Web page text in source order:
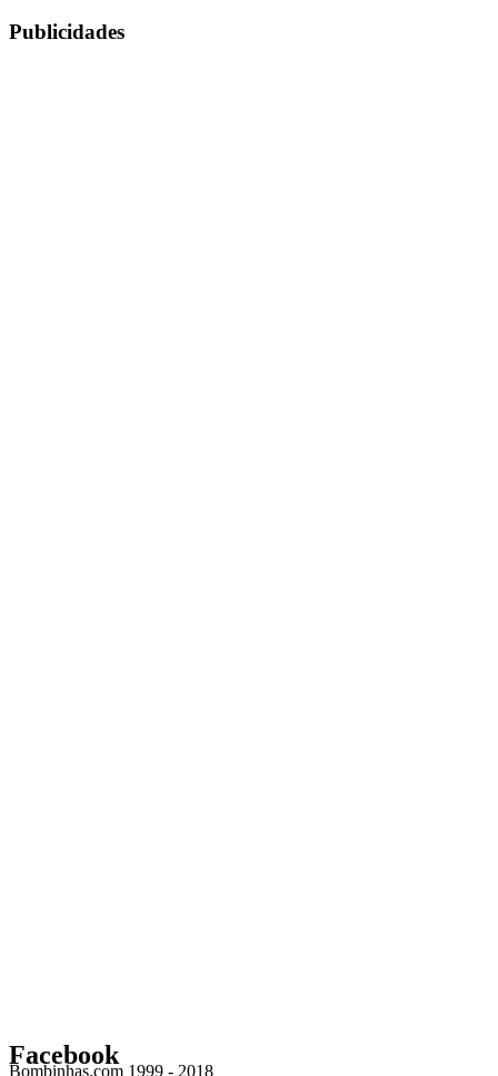
Publicidades
Bombinhas.com 1999 - 2018
Facebook